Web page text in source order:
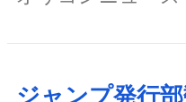
ジャンプ発行